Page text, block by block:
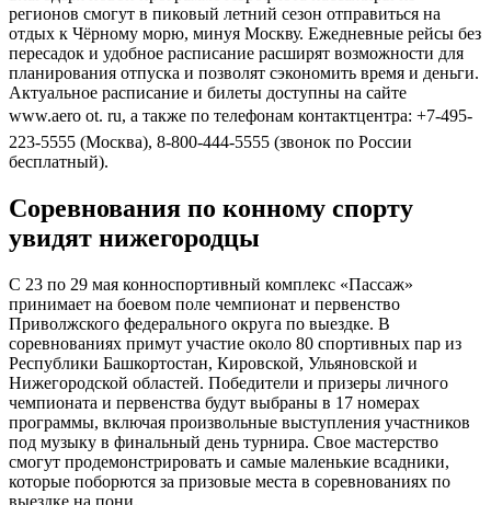
регионов смогут в пиковый летний сезон отправиться на
отдых к Чёрному морю, минуя Москву. Ежедневные рейсы без
пересадок и удобное расписание расширят возможности для
планирования отпуска и позволят сэкономить время и деньги.
Актуальное расписание и билеты доступны на сайте
www.aero ot. ru, а также по телефонам контактцентра: +7-495-
223-5555 (Москва), 8-800-444-5555 (звонок по России
бесплатный).
Соревнования по конному спорту
увидят нижегородцы
С 23 по 29 мая конноспортивный комплекс «Пассаж»
принимает на боевом поле чемпионат и первенство
Приволжского федерального округа по выездке. В
соревнованиях примут участие около 80 спортивных пар из
Республики Башкортостан, Кировской, Ульяновской и
Нижегородской областей. Победители и призеры личного
чемпионата и первенства будут выбраны в 17 номерах
программы, включая произвольные выступления участников
под музыку в финальный день турнира. Свое мастерство
смогут продемонстрировать и самые маленькие всадники,
которые поборются за призовые места в соревнованиях по
выездке на пони.